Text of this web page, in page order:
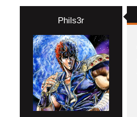
Phils3r